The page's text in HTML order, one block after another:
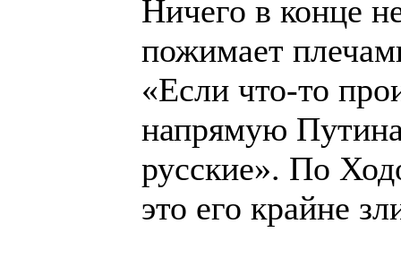
Ничего в конце
пожимает
«Если что-то
напрямую
русские». По
это его крайне